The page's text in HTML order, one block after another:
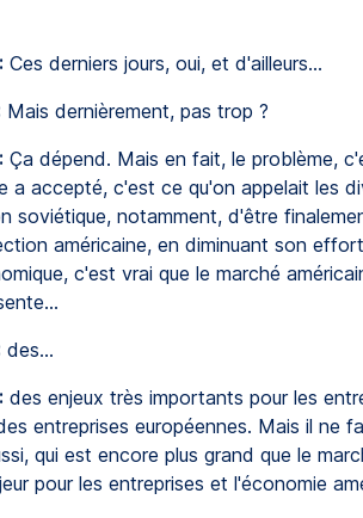
Ces derniers jours, oui, et d'ailleurs...
Mais dernièrement, pas trop ?
Ça dépend. Mais en fait, le problème,
a accepté, c'est ce qu'on appelait les
soviétique, notamment, d'être
américaine, en diminuant son
c'est vrai que le marché
des...
des enjeux très importants pour les
entreprises européennes. Mais il ne
qui est encore plus grand que le
pour les entreprises et l'économie